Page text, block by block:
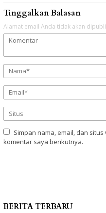
Tinggalkan Balasan
Alamat email Anda tidak akan
Simpan nama, email, dan
komentar saya berikutnya.
BERITA TERBARU